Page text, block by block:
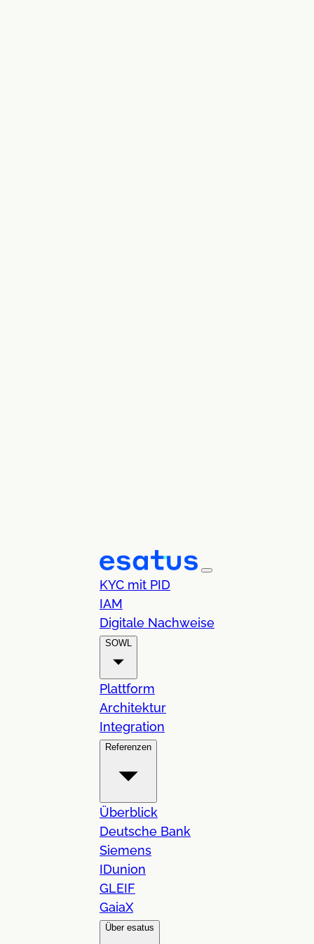
KYC mit PID
IAM
Digitale Nachweise
SOWL
Plattform
Architektur
Integration
Referenzen
Überblick
Deutsche Bank
Siemens
IDunion
GLEIF
GaiaX
Über esatus